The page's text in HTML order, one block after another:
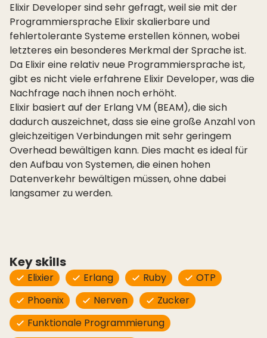
Elixir Developer sind sehr gefragt, weil sie mit der
Programmiersprache Elixir skalierbare und
fehlertolerante Systeme erstellen können, wobei
letzteres ein besonderes Merkmal der Sprache ist.
Da Elixir eine relativ neue Programmiersprache ist,
gibt es nicht viele erfahrene Elixir Developer, was die
Nachfrage nach ihnen noch erhöht.
Elixir basiert auf der Erlang VM (BEAM), die sich
dadurch auszeichnet, dass sie eine große Anzahl von
gleichzeitigen Verbindungen mit sehr geringem
Overhead bewältigen kann. Dies macht es ideal für
den Aufbau von Systemen, die einen hohen
Datenverkehr bewältigen müssen, ohne dabei
langsamer zu werden.
Key skills
Elixier Erlang Ruby
OTP
Phoenix
Nerven
Zucker
Funktionale Programmierung